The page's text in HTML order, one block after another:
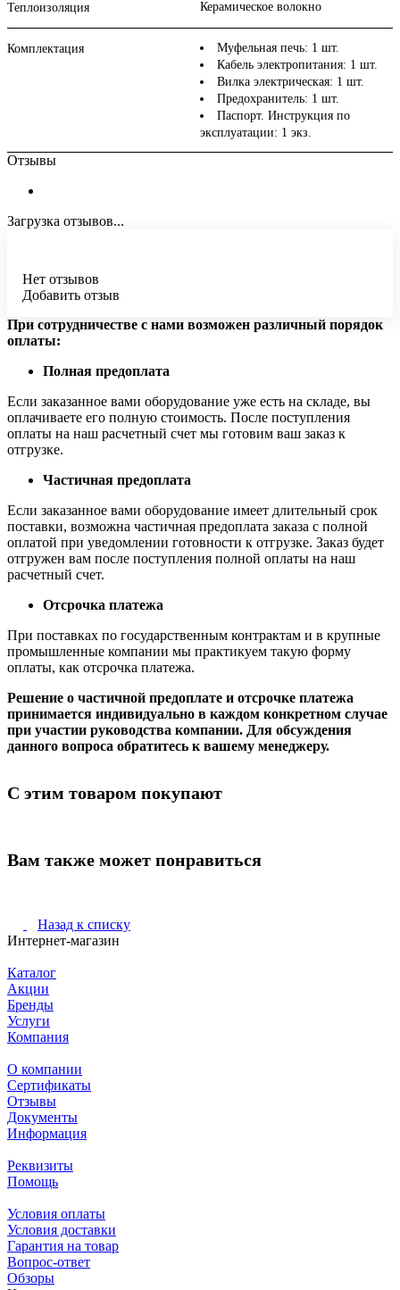
Теплоизоляция Керамическое волокно
Комплектация
Муфельная печь: 1 шт.
Кабель электропитания: 1 шт.
Вилка электрическая: 1 шт.
Предохранитель: 1 шт.
Паспорт. Инструкция по
эксплуатации: 1 экз.
Отзывы
Загрузка отзывов...
Нет отзывов
Добавить отзыв
При сотрудничестве с нами возможен различный порядок
оплаты:
Полная предоплата
Если заказанное вами оборудование уже есть на складе, вы
оплачиваете его полную стоимость. После поступления
оплаты на наш расчетный счет мы готовим ваш заказ к
отгрузке.
Частичная предоплата
Если заказанное вами оборудование имеет длительный срок
поставки, возможна частичная предоплата заказа с полной
оплатой при уведомлении готовности к отгрузке. Заказ будет
отгружен вам после поступления полной оплаты на наш
расчетный счет.
Отсрочка платежа
При поставках по государственным контрактам и в крупные
промышленные компании мы практикуем такую форму
оплаты, как отсрочка платежа.
Решение о частичной предоплате и отсрочке платежа
принимается индивидуально в каждом конкретном случае
при участии руководства компании. Для обсуждения
данного вопроса обратитесь к вашему менеджеру.
С этим товаром покупают
Вам также может понравиться
Назад к списку
Интернет-магазин
Каталог
Акции
Бренды
Услуги
Компания
О компании
Сертификаты
Отзывы
Документы
Информация
Реквизиты
Помощь
Условия оплаты
Условия доставки
Гарантия на товар
Вопрос-ответ
Обзоры